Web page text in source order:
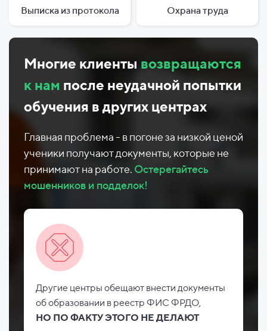
Выписка из протокола Охрана труда
Многие клиенты возвращаются
к нам после неудачной попытки
обучения в других центрах
Главная проблема - в погоне за низкой ценой
ученики получают документы, которые не
принимают на работе. Остерегайтесь
мошенников и подделок!
Другие центры обещают внести документы
обобразовании в реестр ФИС ФРДО,
НО ПО ФАКТУ ЭТОГО НЕ ДЕЛАЮТ